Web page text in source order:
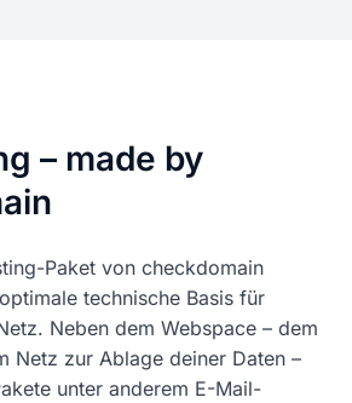
– made by
Paket von checkdomain
technische Basis für
Neben dem Webspace – dem
Netz zur Ablage deiner Daten –
unter anderem E-Mail-